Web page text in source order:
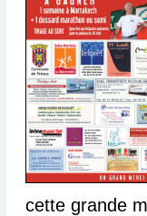
cette grande